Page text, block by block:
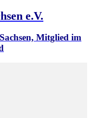
e.V.
Mitglied im